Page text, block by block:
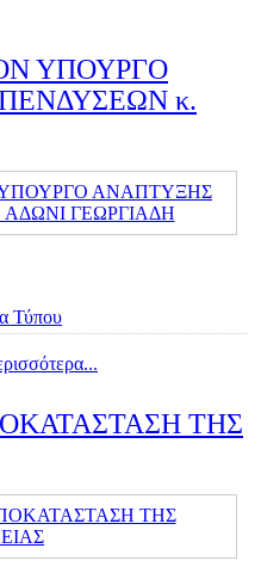
ΥΠΟΥΡΓΟ
κ.
Τύπου
ΤΗΣ